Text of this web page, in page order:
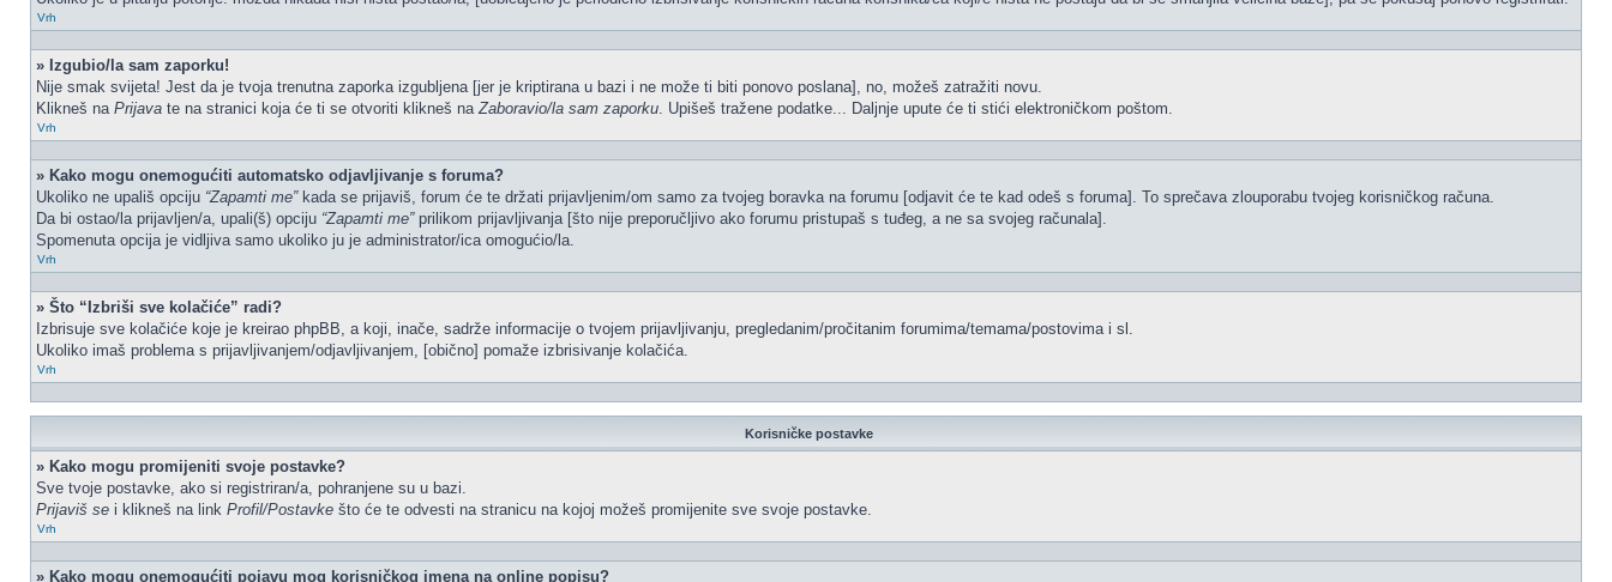
Vrh
» Izgubio/la sam zaporku!
Nije smak svijeta! Jest da je tvoja trenutna zaporka izgubljena [jer je kriptirana u bazi i ne može ti biti ponovo poslana], no, možeš zatražiti novu.
Klikneš na Prijava te na stranici koja će ti se otvoriti klikneš naZaboravio/la sam zaporku. Upišeš tražene podatke... Daljnje upute će ti stići elektroničkom poštom.
Vrh
» Kako mogu onemogućiti automatsko odjavljivanje s foruma?
Ukoliko ne upališ opciju “Zapamti me”kada se prijaviš, forum će te držati prijavljenim/om samo za tvojeg boravka na forumu [odjavit će te kad odeš s foruma]. To sprečava zlouporabu tvojeg korisničkog računa.
Da bi ostao/la prijavljen/a, upali(š) opciju “Zapamti me”prilikom prijavljivanja [što nije preporučljivo ako forumu pristupaš s tuđeg, a ne sa svojeg računala].
Spomenuta opcija je vidljiva samo ukoliko ju je administrator/ica omogućio/la.
Vrh
» Što “Izbriši sve kolačiće” radi?
Izbrisuje sve kolačiće koje je kreirao phpBB, a koji, inače, sadrže informacije o tvojem prijavljivanju, pregledanim/pročitanim forumima/temama/postovima i sl.
Ukoliko imaš problema s prijavljivanjem/odjavljivanjem, [obično] pomaže izbrisivanje kolačića.
Vrh
Korisničke postavke
» Kako mogu promijeniti svoje postavke?
Sve tvoje postavke, ako si registriran/a, pohranjene su u bazi.
Prijaviš se i klikneš na link Profil/Postavke što će te odvesti na stranicu na kojoj možeš promijenite sve svoje postavke.
Vrh
» Kako mogu onemogućiti pojavu mog korisničkog imena na online popisu?